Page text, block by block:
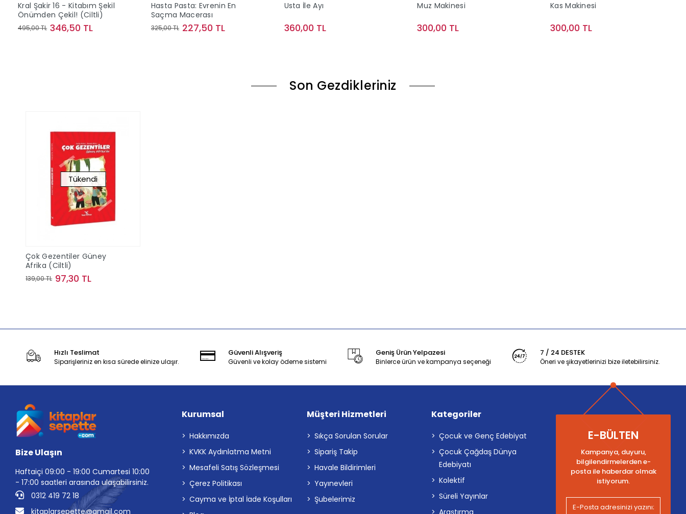
Kral Şakir 16 - Kitabım Şekil
Önümden Çekil! (Ciltli)
495,00 TL 346,50 TL
Hasta Pasta: Evrenin En
Saçma Macerası
325,00 TL 227,50 TL
Usta İle Ayı
360,00 TL
Muz Makinesi
300,00 TL
Kas Makinesi
300,00 TL
Son Gezdikleriniz
Tükendi
Çok Gezentiler Güney
Afrika (Ciltli)
139,00 TL 97,30 TL
Hızlı Teslimat
Siparişleriniz en kısa sürede elinize ulaşır.
Güvenli Alışveriş
Güvenli ve kolay ödeme sistemi
Geniş Ürün Yelpazesi
Binlerce ürün ve kampanya seçeneği
7 / 24 DESTEK
Öneri ve şikayetlerinizi bize iletebilirsiniz.
Bize Ulaşın
Haftaiçi 09:00 - 19:00 Cumartesi 10:00
- 17:00 saatleri arasında ulaşabilirsiniz.
0312 419 72 18
kitaplarsepette@gmail.com
Kurumsal
Hakkımızda
KVKK Aydınlatma Metni
Mesafeli Satış Sözleşmesi
Çerez Politikası
Cayma ve İptal İade Koşulları
Müşteri Hizmetleri
Sıkça Sorulan Sorular
Sipariş Takip
Havale Bildirimleri
Yayınevleri
Şubelerimiz
Kategoriler
Çocuk ve Genç Edebiyat
Çocuk Çağdaş Dünya
Edebiyatı
Kolektif
Süreli Yayınlar
E-BÜLTEN
Kampanya, duyuru,
bilgilendirmelerden e-
posta ile haberdar olmak
istiyorum.